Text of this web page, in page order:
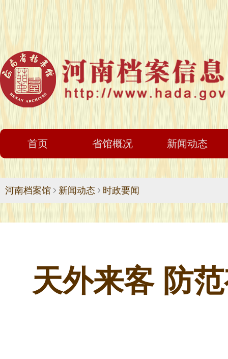
首页 省馆概况 新闻动态
河南档案馆 新闻动态 时政要闻
天外来客 防